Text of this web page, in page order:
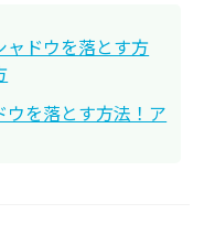
ャドウを落とす方
を落とす方法！ア